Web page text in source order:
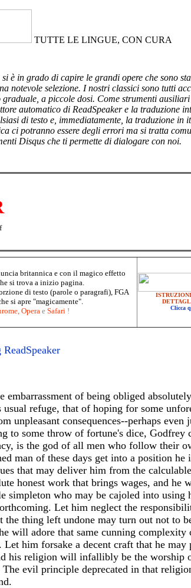
TUTTE LE LINGUE, CON CURA
è in grado di capire le grandi opere che sono
notevole selezione. I nostri classici sono tutti
a piccole dosi. Come strumenti
automatico di ReadSpeaker e la traduzione
di testo e, immediatamente, la traduzione
ci potranno essere degli errori ma si tratta
Disqus che ti permette di dialogare con noi.
britannica e con il magico effetto
si trova a inizio pagina.
di testo (parole o paragrafi), FGA
si apre "magicamente".
, Operae Safari !
Clicca
of being obliged
refuge, that of hoping for some
unpleasant consequences--perhaps even
to some throw of fortune's dice, Godfrey
is the god of all men who follow their
man of these days get into a position he
that may deliver him from the
honest work that brings wages, and he
simpleton who may be cajoled into using
Let him neglect the
thing left undone may turn out not to
will adore that same cunning complexity
him forsake a decent craft that he may
his religion will infallibly be the worship
evil principle deprecated in that